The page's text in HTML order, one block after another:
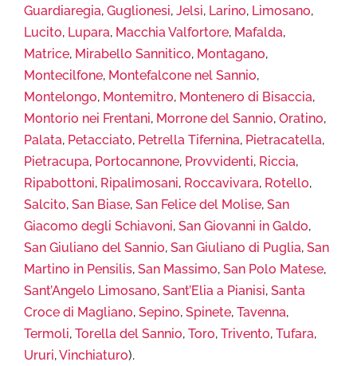
Guardiaregia, Guglionesi, Jelsi, Larino, Limosano,
Lucito, Lupara, Macchia Valfortore, Mafalda,
Matrice, Mirabello Sannitico, Montagano,
Montecilfone, Montefalcone nel Sannio,
Montelongo, Montemitro, Montenero di Bisaccia,
Montorio nei Frentani, Morrone del Sannio, Oratino,
Palata, Petacciato, Petrella Tifernina, Pietracatella,
Pietracupa, Portocannone, Provvidenti, Riccia,
Ripabottoni, Ripalimosani, Roccavivara, Rotello,
Salcito, San Biase, San Felice del Molise, San
Giacomo degli Schiavoni, San Giovanni in Galdo,
San Giuliano del Sannio, San Giuliano di Puglia, San
Martino in Pensilis, San Massimo, San Polo Matese,
Sant’Angelo Limosano, Sant’Elia a Pianisi, Santa
Croce di Magliano, Sepino, Spinete, Tavenna,
Termoli, Torella del Sannio, Toro, Trivento, Tufara,
Ururi,Vinchiaturo).